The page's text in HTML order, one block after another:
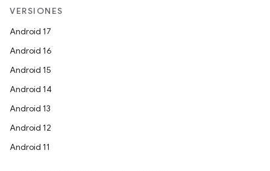
VERSIONES
Android 17
Android 16
Android 15
Android 14
Android 13
Android 12
Android 11